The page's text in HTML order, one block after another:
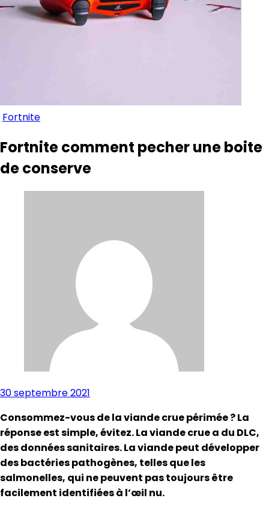
Fortnite
Fortnite comment pecher une boite
de conserve
30 septembre 2021
Consommez-vous de la viande crue périmée ? La
réponse est simple, évitez. La viande crue a du DLC,
des données sanitaires. La viande peut développer
des bactéries pathogènes, telles que les
salmonelles, qui ne peuvent pas toujours être
facilement identifiées à l’œil nu.